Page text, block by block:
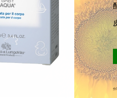
分